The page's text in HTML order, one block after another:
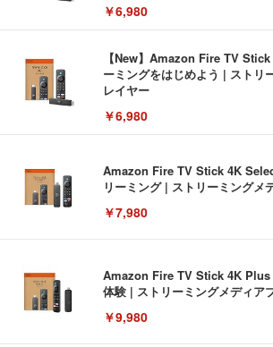
￥6,980
【New】Amazon Fire TV
ーミングをはじめよう | ストリ
レイヤー
￥6,980
Amazon Fire TV Stick 4K
リーミング | ストリーミングメ
￥7,980
Amazon Fire TV Stick 4K Plus
体験 | ストリーミングメディア
￥9,980